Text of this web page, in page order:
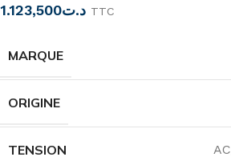
د.ت1.123,500 TTC
MARQUE
ORIGINE
TENSION